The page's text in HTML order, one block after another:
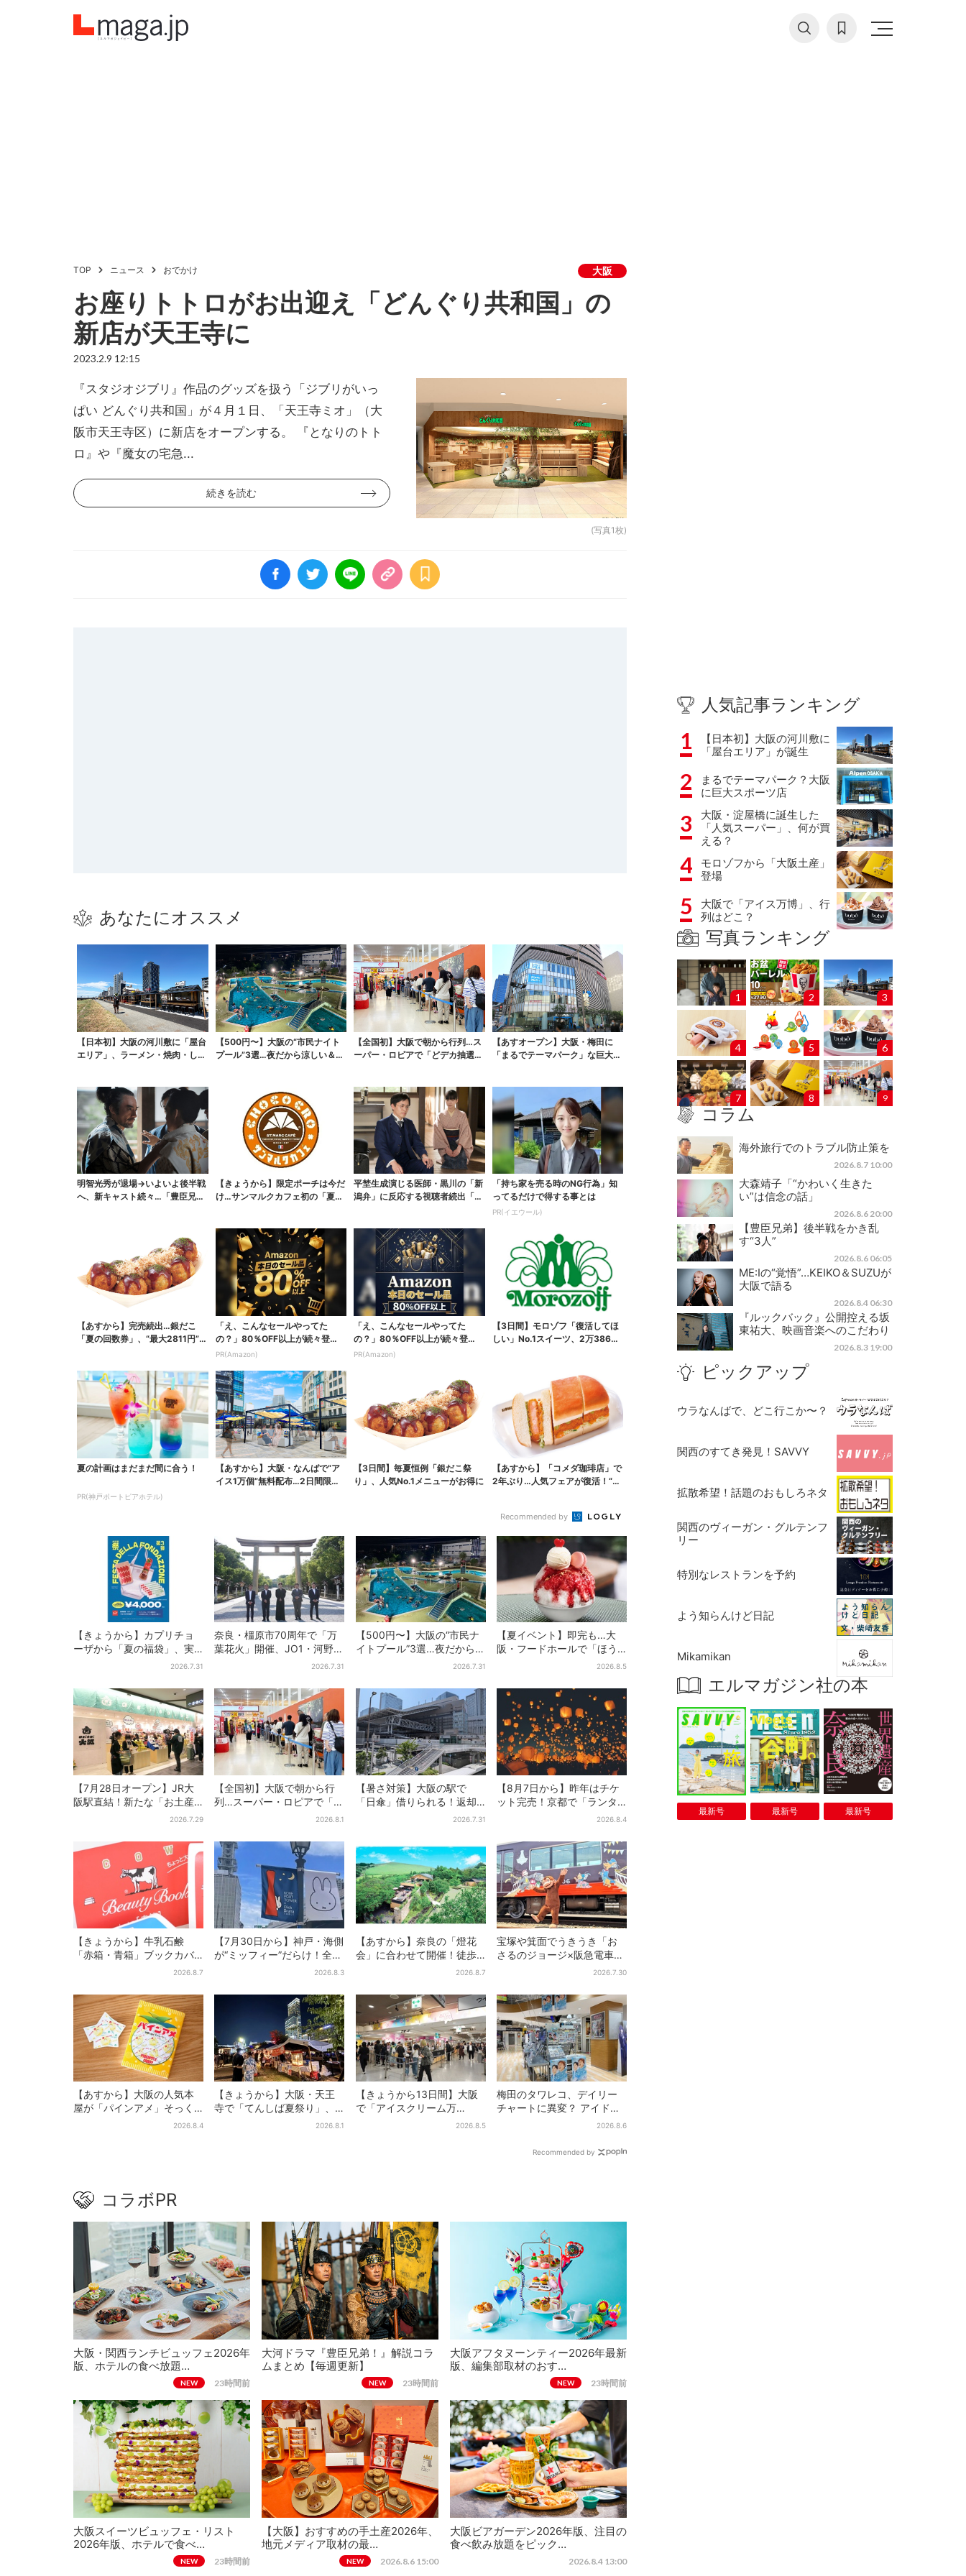
TOP ニュース おでかけ 大阪
お座りトトロがお出迎え「どんぐり共和国」の
新店が天王寺に
2023.2.9 12:15
(写真1枚)
『スタジオジブリ』作品のグッズを扱う「ジブリがいっ
ぱい どんぐり共和国」が４月１日、「天王寺ミオ」（大
阪市天王寺区）に新店をオープンする。 『となりのトト
ロ』や『魔女の宅急...
続きを読む
あなたにオススメ
【日本初】大阪の河川敷に「屋台
エリア」、ラーメン・焼肉・しゃ
【500円〜】大阪の“市民ナイト
プール”3選…夜だから涼しい＆コ
【全国初】大阪で朝から行列…ス
ーパー・ロピアで「どデカ抽選
【あすオープン】大阪・梅田に
「まるでテーマパーク」な巨大ス
明智光秀が退場→いよいよ後半戦
へ、新キャスト続々…「豊臣兄
【きょうから】限定ポーチは今だ
け…サンマルクカフェ初の「夏福
平埜生成演じる医師・黒川の「新
潟弁」に反応する視聴者続出「グ
「持ち家を売る時のNG行為」知
ってるだけで得する事とは
PR(イエウール)
【あすから】完売続出…銀だこ
「夏の回数券」、“最大2811円”お
「え、こんなセールやってた
の？」80％OFF以上が続々登
場！Amazonの本気が...
PR(Amazon)
「え、こんなセールやってた
の？」80％OFF以上が続々登
場！Amazonの本気が...
PR(Amazon)
【3日間】モロゾフ「復活してほ
しい」No.1スイーツ、2万3865
夏の計画はまだまだ間に合う！
PR(神戸ポートピアホテル)
【あすから】大阪・なんばで“ア
イス1万個”無料配布…2日間限定
【3日間】毎夏恒例「銀だこ祭
り」、人気No.1メニューがお得に
【あすから】「コメダ珈琲店」で
2年ぶり…人気フェアが復活！“ハ
Recommended by
【きょうから】カプリチョ
ーザから「夏の福袋」、実
質無料…？値段以上の食事券
2026.7.31
奈良・橿原市70周年で「万
葉花火」開催、JO1・河野純
喜がアンバサダーに…グルー
2026.7.31
【500円〜】大阪の“市民ナ
イトプール”3選…夜だから涼
2026.7.31
【夏イベント】即完も…大
阪・フードホールで「ほう
せき箱」の“限定かき氷”が復
2026.8.5
【7月28日オープン】JR大
阪駅直結！新たな「お土産
ショップ」、銘菓バラ売り
2026.7.29
【全国初】大阪で朝から行
列…スーパー・ロピアで「ど
デカ抽選会」、開始30分2026.8.1
【暑さ対策】大阪の駅で
「日傘」借りられる！返却
どこでもOK、熱中症対策に
2026.7.31
【8月7日から】昨年はチケ
ット完売！京都で「ランタ
ンフェス」、最大3500の光
2026.8.4
【きょうから】牛乳石鹸
「赤箱・青箱」ブックカバ
ー、大阪で無料配布！ 先着
2026.8.7
【7月30日から】神戸・海側
が“ミッフィー”だらけ！全16
施設でパン、スイーツ、ナ
2026.8.3
【あすから】奈良の「燈花
会」に合わせて開催！徒歩5
分…結婚式場が“バル”に、前
2026.8.7
宝塚や箕面でうきうき「お
さるのジョージ×阪急電車」
お披露目！マルーンの制服
添乗
2026.7.30
【あすから】大阪の人気本
屋が「パインアメ」そっく
りのブックカバー開発、梅
2026.8.4
【きょうから】大阪・天王
寺で「てんしば夏祭り」、
縁日や盆踊り…涼しいスプラ
2026.8.1
【きょうから13日間】大阪
で「アイスクリーム万
博」、全国34ブランド・2026.8.5
梅田のタワレコ、デイリー
チャートに異変？ アイドル
に混じり“マユリカ”が1位2026.8.6
Recommended by
コラボPR
大阪・関西ランチビュッフェ2026年
版、ホテルの食べ放題…
NEW 23時間前
大河ドラマ『豊臣兄弟！』解説コラ
ムまとめ【毎週更新】
NEW 23時間前
大阪アフタヌーンティー2026年最新
版、編集部取材のおす…
NEW 23時間前
大阪スイーツビュッフェ・リスト
2026年版、ホテルで食べ…
NEW 23時間前
【大阪】おすすめの手土産2026年、
地元メディア取材の最…
NEW 2026.8.6 15:00
大阪ビアガーデン2026年版、注目の
食べ飲み放題をピック…
2026.8.4 13:00
人気記事ランキング
1
【日本初】大阪の河川敷に
「屋台エリア」が誕生
2
まるでテーマパーク？大阪
に巨大スポーツ店
3
大阪・淀屋橋に誕生した
「人気スーパー」、何が買
える？
4
モロゾフから「大阪土産」
登場
5
大阪で「アイス万博」、行
列はどこ？
写真ランキング
1 2 3
4 5 6
7 8 9
コラム
海外旅行でのトラブル防止策を
2026.8.7 10:00
大森靖子「“かわいく生きた
い”は信念の話」
2026.8.6 20:00
【豊臣兄弟】後半戦をかき乱
す“3人”
2026.8.6 06:05
ME:Iの“覚悟”…KEIKO＆SUZUが
大阪で語る
2026.8.4 06:30
『ルックバック』公開控える坂
東祐大、映画音楽へのこだわり
2026.8.3 19:00
ピックアップ
ウラなんばで、どこ行こか〜？
関西のすてき発見！SAVVY
拡散希望！話題のおもしろネタ
関西のヴィーガン・グルテンフ
リー
特別なレストランを予約
よう知らんけど日記
Mikamikan
エルマガジン社の本
最新号 最新号 最新号